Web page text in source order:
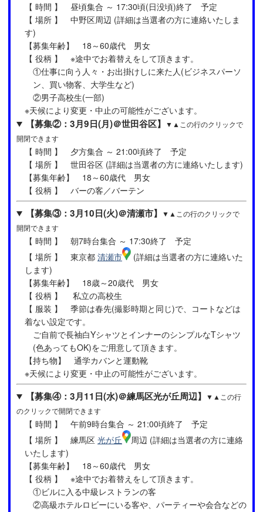
【 時間 】 昼頃集合 ～ 17:30頃(日没頃)終了 予定
【 場所 】 中野区周辺 (詳細は当選者の方に連絡いたしま
す)
【募集年齢】 18～60歳代 男女
【 役柄 】 ※途中でお着替えをして頂きます。
①仕事に向う人々・お出掛けしに来た人(ビジネスパーソ
ン、買い物客、大学生など)
②男子高校生(一部)
※天候により変更・中止の可能性がございます。
【募集②：3月9日(月)＠世田谷区】 ▼▲この行のクリックで
開閉できます
【 時間 】 夕方集合 ～ 21:00頃終了 予定
【 場所 】 世田谷区 (詳細は当選者の方に連絡いたします)
【募集年齢】 18～60歳代 男女
【 役柄 】 バーの客／バーテン
【募集③：3月10日(火)＠清瀬市】 ▼▲この行のクリックで
開閉できます
【 時間 】 朝7時台集合 ～ 17:30終了 予定
【 場所 】 東京都 清瀬市
(詳細は当選者の方に連絡いた
します)
【募集年齢】 18歳～20歳代 男女
【 役柄 】 私立の高校生
【 服装 】 季節は春先(撮影時期と同じ)で、コートなどは
着ない設定です。
ご自前で長袖白YシャツとインナーのシンプルなTシャツ
(色あってもOK)をご用意して頂きます。
【持ち物】 通学カバンと運動靴
※天候により変更・中止の可能性がございます。
【募集④：3月11日(水)＠練馬区光が丘周辺】 ▼▲この行
のクリックで開閉できます
【 時間 】 午前9時台集合 ～ 21:00頃終了 予定
【 場所 】 練馬区 光が丘
周辺 (詳細は当選者の方に連絡
いたします)
【募集年齢】 18～60歳代 男女
【 役柄 】 ※途中でお着替えをして頂きます。
①ビルに入る中級レストランの客
②高級ホテルロビーにいる客や、パーティーや会合などの